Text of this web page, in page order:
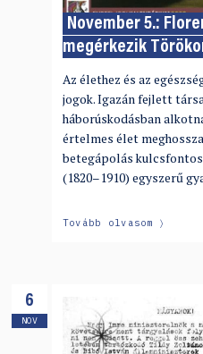
November 5.:
megérkezik
Az élethez és az
jogok. Igazán fejlett
háborúskodásban
értelmes élet
betegápolás
(1820–1910) egyszerű
Tovább olvasom
6
NOV